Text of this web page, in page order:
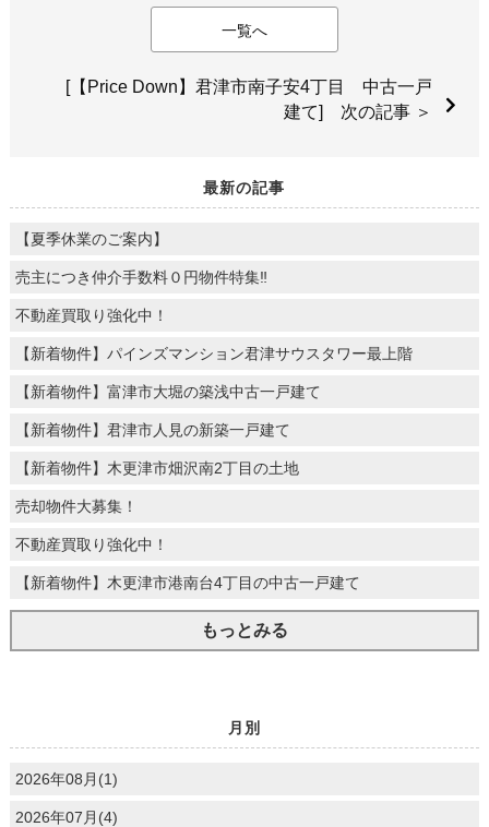
一覧へ
[【Price Down】君津市南子安4丁目 中古一戸
建て] 次の記事 ＞
最新の記事
【夏季休業のご案内】
売主につき仲介手数料０円物件特集‼
不動産買取り強化中！
【新着物件】パインズマンション君津サウスタワー最上階
【新着物件】富津市大堀の築浅中古一戸建て
【新着物件】君津市人見の新築一戸建て
【新着物件】木更津市畑沢南2丁目の土地
売却物件大募集！
不動産買取り強化中！
【新着物件】木更津市港南台4丁目の中古一戸建て
もっとみる
月別
2026年08月(1)
2026年07月(4)